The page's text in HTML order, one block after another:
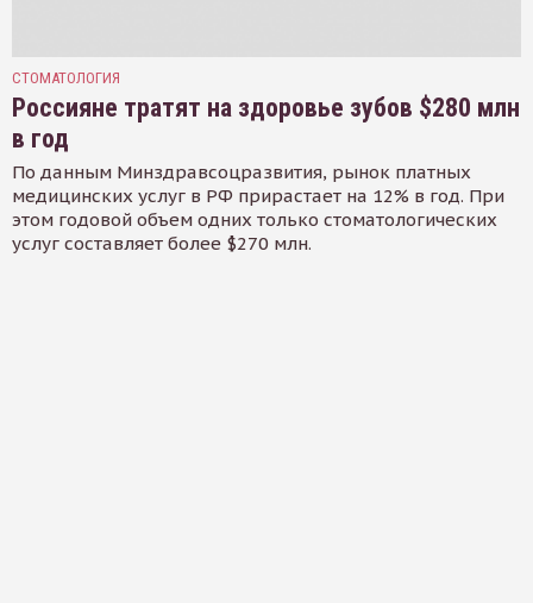
СТОМАТОЛОГИЯ
Россияне тратят на здоровье зубов $280 млн
в год
По данным Минздравсоцразвития, рынок платных
медицинских услуг в РФ прирастает на 12% в год. При
этом годовой объем одних только стоматологических
услуг составляет более $270 млн.